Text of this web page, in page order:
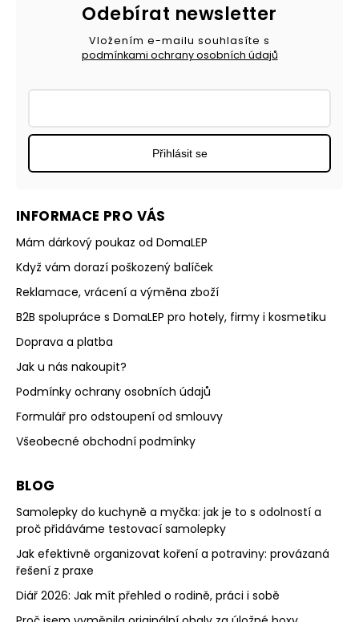
INFORMACE PRO VÁS
Mám dárkový poukaz od DomaLEP
Když vám dorazí poškozený balíček
Reklamace, vrácení a výměna zboží
B2B spolupráce s DomaLEP pro hotely, firmy i kosmetiku
Doprava a platba
Jak u nás nakoupit?
Podmínky ochrany osobních údajů
Formulář pro odstoupení od smlouvy
Všeobecné obchodní podmínky
BLOG
Samolepky do kuchyně a myčka: jak je to s odolností a
proč přidáváme testovací samolepky
Jak efektivně organizovat koření a potraviny: provázaná
řešení z praxe
Diář 2026: Jak mít přehled o rodině, práci i sobě
Odebírat newsletter
Vložením e-mailu souhlasíte s
podmínkami ochrany osobních údajů
Přihlásit se